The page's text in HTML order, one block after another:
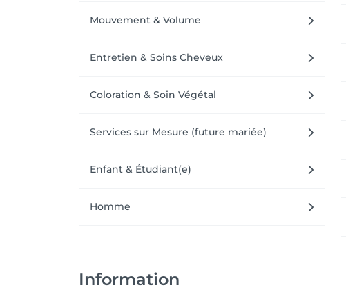
Mouvement & Volume
Entretien & Soins Cheveux
Coloration & Soin Végétal
Services sur Mesure (future mariée)
Enfant & Étudiant(e)
Homme
Information